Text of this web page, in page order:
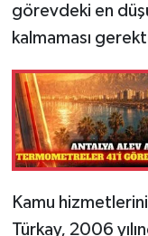
görevdeki en
kalmaması
Kamu
Türkay, 2006